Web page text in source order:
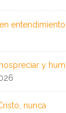
entendimiento
y
nunca